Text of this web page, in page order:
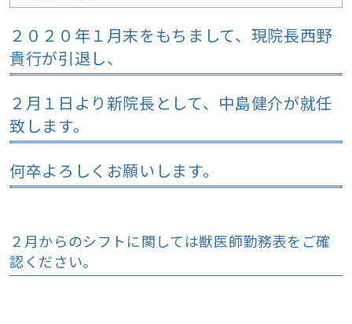
２０２０年１月末をもちまして、現院長西野
貴行が引退し、
２月１日より新院長として、中島健介が就任
致します。
何卒よろしくお願いします。
２月からのシフトに関しては獣医師勤務表をご確
認ください。